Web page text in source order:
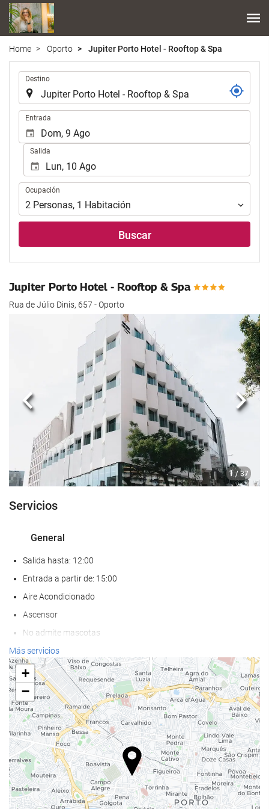
Home Oporto Jupiter Porto Hotel - Rooftop & Spa
Destino
Entrada
Salida
Ocupación
Ocupación
2 Personas, 1 Habitación
Buscar
Jupiter Porto Hotel - Rooftop & Spa
Rua de Júlio Dinis, 657 - Oporto
1 / 37
Anterior
Servicios
General
Salida hasta: 12:00
Entrada a partir de: 15:00
Aire Acondicionado
Ascensor
No admite mascotas
Bienestar
Pool bar
Toallas de playa o piscina
Spa
Servicio de masaje
Tratamientos de belleza
Gimnasio
Más servicios
+
−